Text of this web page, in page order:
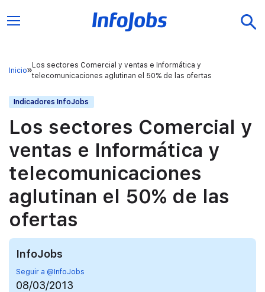
Inicio
Los sectores Comercial y ventas e Informática y
telecomunicaciones aglutinan el 50% de las ofertas
Indicadores InfoJobs
Los sectores Comercial y
ventas e Informática y
telecomunicaciones
aglutinan el 50% de las
ofertas
InfoJobs
Seguir a @InfoJobs
08/03/2013